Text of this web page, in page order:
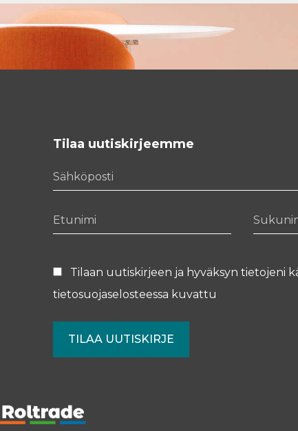
Tilaa uutiskirjeemme
Tilaan uutiskirjeen ja hyväksyn tietojeni
tietosuojaselosteessa kuvattu